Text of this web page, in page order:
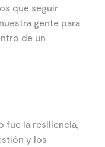
que seguir
gente para
de un
fue la resiliencia,
y los